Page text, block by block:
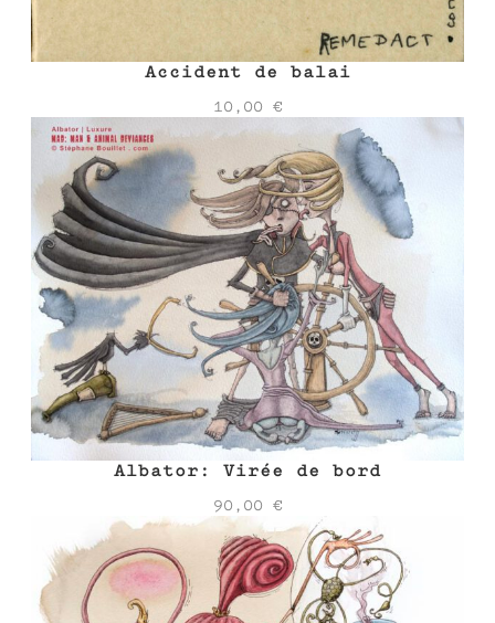
Accident de balai
10,00 €
Albator: Virée de bord
90,00 €